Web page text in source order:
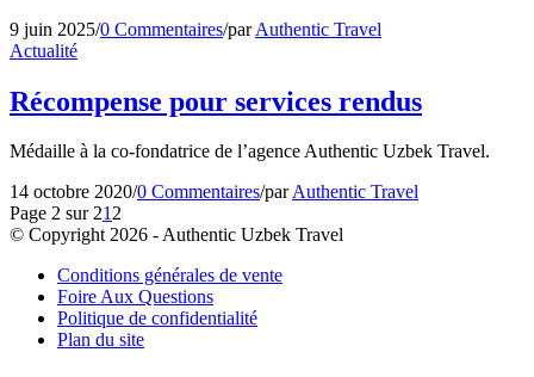
9 juin 2025/0 Commentaires/parAuthentic Travel
Actualité
Récompense pour services rendus
Médaille à la co-fondatrice de l’agence Authentic Uzbek Travel.
14 octobre 2020/0 Commentaires/parAuthentic Travel
Page 2 sur 212
© Copyright 2026 - Authentic Uzbek Travel
Conditions générales de vente
Foire Aux Questions
Politique de confidentialité
Plan du site